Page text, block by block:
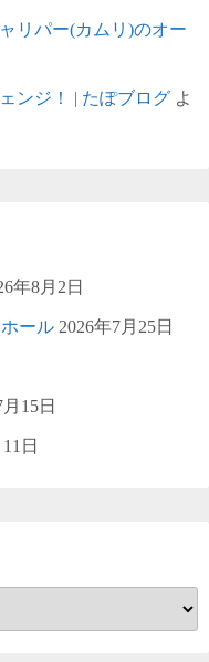
リパー(カムリ)のオー
ンジ！ | たぽブログ よ
年8月2日
ール 2026年7月25日
15日
日